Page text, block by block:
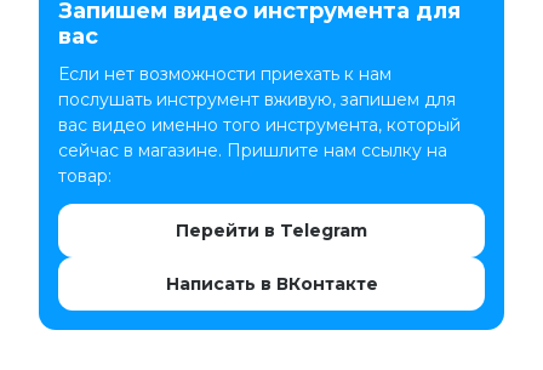
Запишем видео инструмента для
вас
Если нет возможности приехать к нам
послушать инструмент вживую, запишем для
вас видео именно того инструмента, который
сейчас в магазине. Пришлите нам ссылку на
товар:
Перейти в Telegram
Написать в ВКонтакте